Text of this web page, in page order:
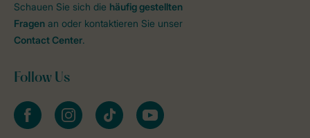
Schauen Sie sich die häufig gestellten
Fragen an oder kontaktieren Sie unser
Contact Center.
Follow Us
facebookinstagramtiktok youtube